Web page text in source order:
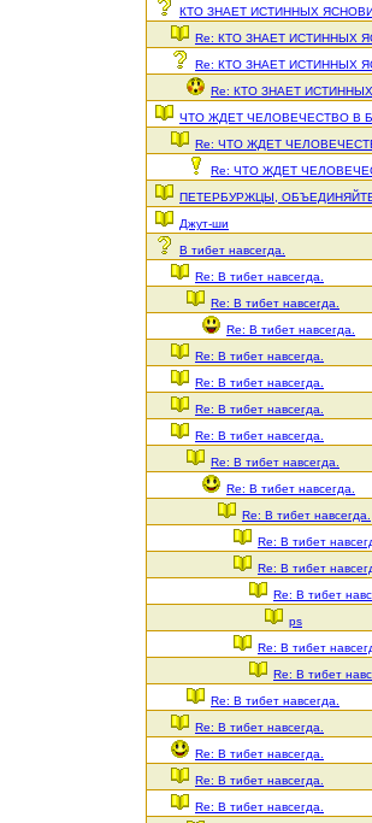
КТО ЗНАЕТ ИСТИННЫХ
Re: КТО ЗНАЕТ ИСТИННЫХ
Re: КТО ЗНАЕТ ИСТИННЫХ
Re: КТО ЗНАЕТ
ЧТО ЖДЕТ ЧЕЛОВЕЧЕСТВО В
Re: ЧТО ЖДЕТ
Re: ЧТО ЖДЕТ
ПЕТЕРБУРЖЦЫ,
Джут-ши
В тибет навсегда.
Re: В тибет навсегда.
Re: В тибет навсегда.
Re: В тибет навсегда.
Re: В тибет навсегда.
Re: В тибет навсегда.
Re: В тибет навсегда.
Re: В тибет навсегда.
Re: В тибет навсегда.
Re: В тибет навсегда.
Re: В тибет навсегда.
Re: В тибет
Re: В тибет
Re: В тибет
ps
Re: В тибет
Re: В тибет
Re: В тибет навсегда.
Re: В тибет навсегда.
Re: В тибет навсегда.
Re: В тибет навсегда.
Re: В тибет навсегда.